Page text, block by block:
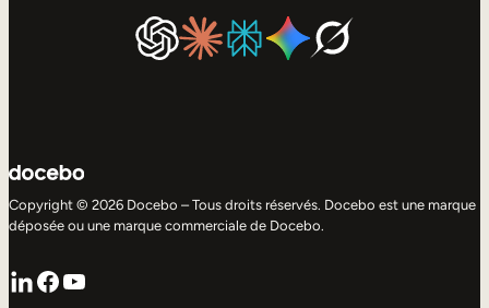
Copyright © 2026 Docebo – Tous droits réservés. Docebo est une marque
déposée ou une marque commerciale de Docebo.
LinkedIn
Facebook
YouTube